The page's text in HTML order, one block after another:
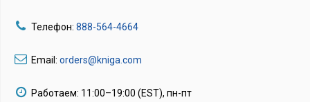
Телефон: 888-564-4664
Email: orders@kniga.com
Работаем: 11:00–19:00 (EST), пн-пт